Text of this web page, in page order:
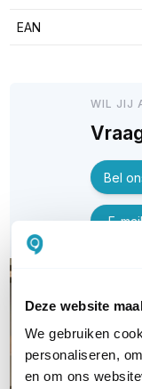
Deze website
We gebruiken
personaliseren,
en om ons
EAN
WIL JIJ
Bel
E-